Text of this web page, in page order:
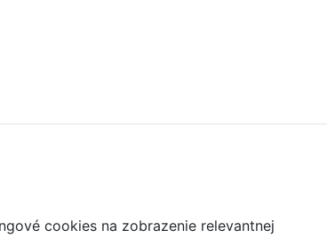
cookies na zobrazenie relevantnej